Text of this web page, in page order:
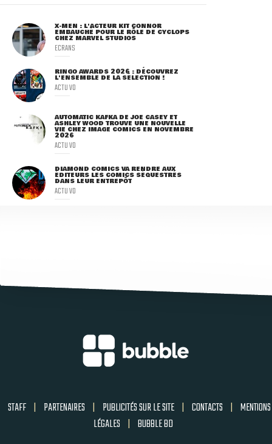
X-MEN : L'ACTEUR KIT CONNOR
EMBAUCHÉ POUR LE RÔLE DE CYCLOPS
CHEZ MARVEL STUDIOS
ECRANS
RINGO AWARDS 2026 : DÉCOUVREZ
L'ENSEMBLE DE LA SÉLECTION !
ACTU VO
AUTOMATIC KAFKA DE JOE CASEY ET
ASHLEY WOOD TROUVE UNE NOUVELLE
VIE CHEZ IMAGE COMICS EN NOVEMBRE
2026
ACTU VO
DIAMOND COMICS VA RENDRE AUX
ÉDITEURS LES COMICS SÉQUESTRÉS
DANS LEUR ENTREPÔT
ACTU VO
STAFF | PARTENAIRES | PUBLICITÉS SUR LE SITE | CONTACTS | MENTIONS
LÉGALES | BUBBLE BD